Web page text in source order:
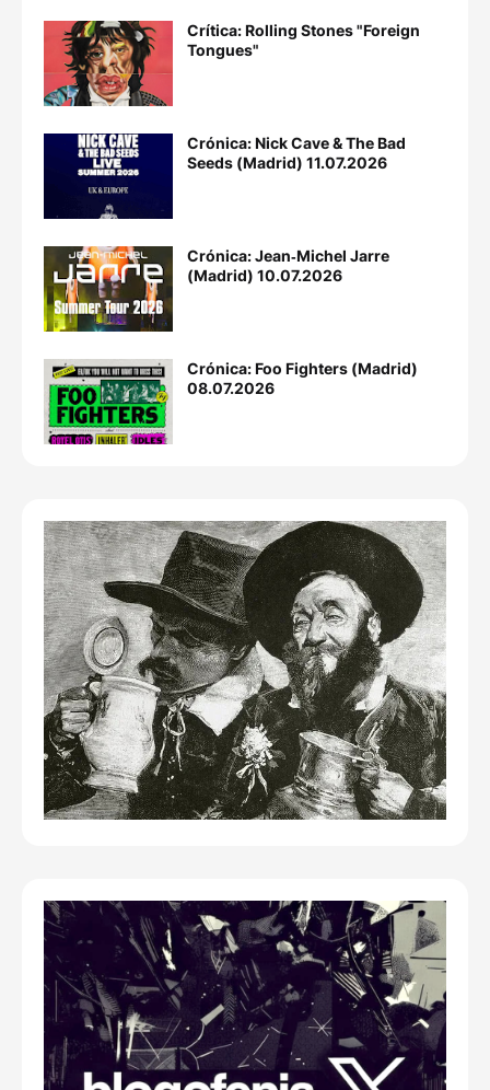
Crítica: Rolling Stones "Foreign
Tongues"
Crónica: Nick Cave & The Bad
Seeds (Madrid) 11.07.2026
Crónica: Jean‐Michel Jarre
(Madrid) 10.07.2026
Crónica: Foo Fighters (Madrid)
08.07.2026